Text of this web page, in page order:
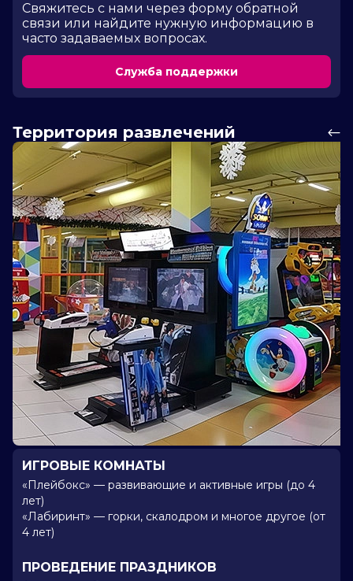
Cвяжитесь с нами через форму обратной
связи или найдите нужную информацию в
часто задаваемых вопросах.
Служба поддержки
Территория развлечений
ИГРОВЫЕ КОМНАТЫ
«Плейбокс» — развивающие и активные игры (до 4
лет)
«Лабиринт» — горки, скалодром и многое другое (от
4 лет)
ПРОВЕДЕНИЕ ПРАЗДНИКОВ